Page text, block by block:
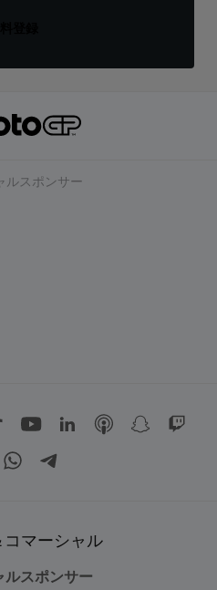
ルスポンサー
コマーシャル
ルスポンサー